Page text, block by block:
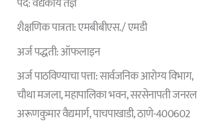
शैक्षणिक पात्रता: एमबीबीएस./ एमडी
अर्ज पद्धती: ऑफलाइन
अर्ज पाठविण्याचा पत्ता: सार्वजनिक आरोग्य विभाग,
चौथा मजला, महापालिका भवन, सरसेनापती जनरल
अरूणकुमार वैद्यमार्ग, पाचपाखाडी, ठाणे-400602